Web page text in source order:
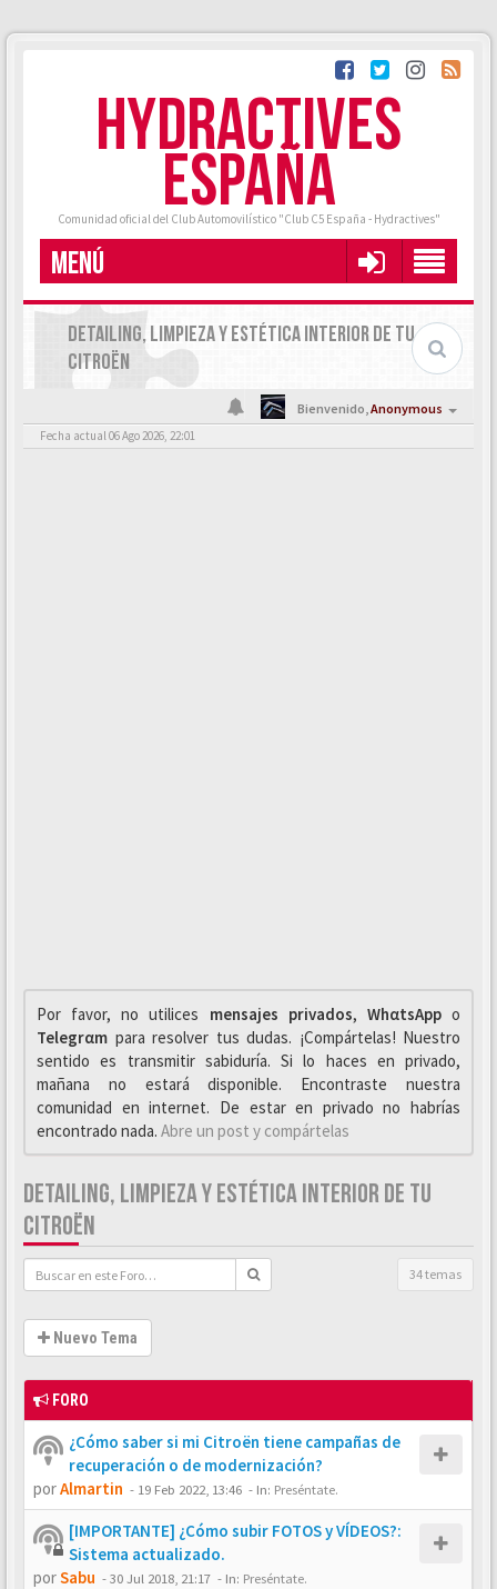
HYDRACTIVES
ESPAÑA
Comunidad oficial del Club Automovilístico "Club C5 España - Hydractives"
MENÚ
DETAILING, LIMPIEZA Y ESTÉTICA INTERIOR DE TU
CITROËN
Bienvenido,Anonymous
Fecha actual 06 Ago 2026, 22:01
Por favor, no utilices mensajes privados, WhαtsAppo
Telegrαm para resolver tus dudas. ¡Compártelas! Nuestro
sentido es transmitir sabiduría. Si lo haces en privado,
mañana no estará disponible. Encontraste nuestra
comunidad en internet. De estar en privado no habrías
encontrado nada. Abre un post y compártelas
DETAILING, LIMPIEZA Y ESTÉTICA INTERIOR DE TU
CITROËN
34 temas
Nuevo Tema
FORO
¿Cómo saber si mi Citroën tiene campañas de
recuperación o de modernización?
porAlmartin - 19 Feb 2022, 13:46 - In: Preséntate.
[IMPORTANTE] ¿Cómo subir FOTOS y VÍDEOS?:
Sistema actualizado.
porSabu -30 Jul 2018, 21:17 - In: Preséntate.